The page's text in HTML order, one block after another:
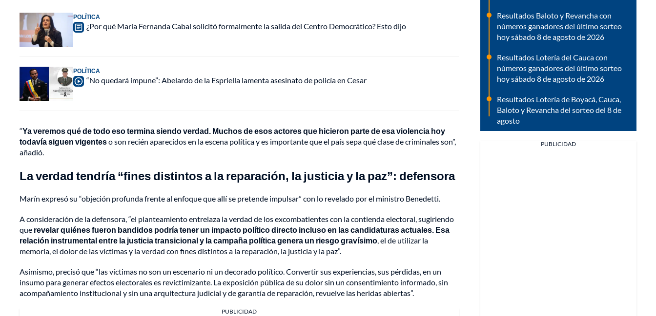
POLÍTICA
¿Por qué María Fernanda Cabal solicitó formalmente la salida del Centro Democrático? Esto dijo
POLÍTICA
“No quedará impune”: Abelardo de la Espriella lamenta asesinato de policía en Cesar
“Ya veremos qué de todo eso termina siendo verdad. Muchos de esos actores que hicieron parte de esa violencia hoy
todavía siguen vigenteso son recién aparecidos en la escena política y es importante que el país sepa qué clase de criminales son”,
añadió.
La verdad tendría “fines distintos a la reparación, la justicia y la paz”: defensora
Marín expresó su “objeción profunda frente al enfoque que allí se pretende impulsar” con lo revelado por el ministro Benedetti.
A consideración de la defensora, “el planteamiento entrelaza la verdad de los excombatientes con la contienda electoral, sugiriendo
que revelar quiénes fueron bandidos podría tener un impacto político directo incluso en las candidaturas actuales. Esa
relación instrumental entre la justicia transicional y la campaña política genera un riesgo gravísimo, el de utilizar la
memoria, el dolor de las víctimas y la verdad con fines distintos a la reparación, la justicia y la paz”.
Asimismo, precisó que “las víctimas no son un escenario ni un decorado político. Convertir sus experiencias, sus pérdidas, en un
insumo para generar efectos electorales es revictimizante. La exposición pública de su dolor sin un consentimiento informado, sin
acompañamiento institucional y sin una arquitectura judicial y de garantía de reparación, revuelve las heridas abiertas”.
PUBLICIDAD
Resultados Baloto y Revancha con
números ganadores del último sorteo
hoy sábado 8 de agosto de 2026
Resultados Lotería del Cauca con
números ganadores del último sorteo
hoy sábado 8 de agosto de 2026
Resultados Lotería de Boyacá, Cauca,
Baloto y Revancha del sorteo del 8 de
agosto
PUBLICIDAD